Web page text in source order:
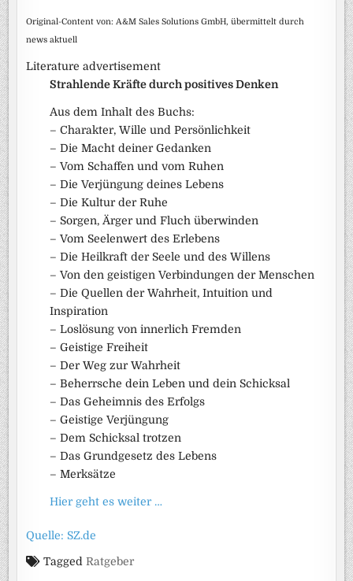
Original-Content von: A&M Sales Solutions GmbH, übermittelt durch
news aktuell
Literature advertisement
Strahlende Kräfte durch positives Denken
Aus dem Inhalt des Buchs:
– Charakter, Wille und Persönlichkeit
– Die Macht deiner Gedanken
– Vom Schaffen und vom Ruhen
– Die Verjüngung deines Lebens
– Die Kultur der Ruhe
– Sorgen, Ärger und Fluch überwinden
– Vom Seelenwert des Erlebens
– Die Heilkraft der Seele und des Willens
– Von den geistigen Verbindungen der Menschen
– Die Quellen der Wahrheit, Intuition und
Inspiration
– Loslösung von innerlich Fremden
– Geistige Freiheit
– Der Weg zur Wahrheit
– Beherrsche dein Leben und dein Schicksal
– Das Geheimnis des Erfolgs
– Geistige Verjüngung
– Dem Schicksal trotzen
– Das Grundgesetz des Lebens
– Merksätze
Hier geht es weiter …
Quelle: SZ.de
TaggedRatgeber